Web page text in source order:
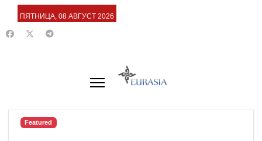
ПЯТНИЦА, 08 АВГУСТ 2026
Featured